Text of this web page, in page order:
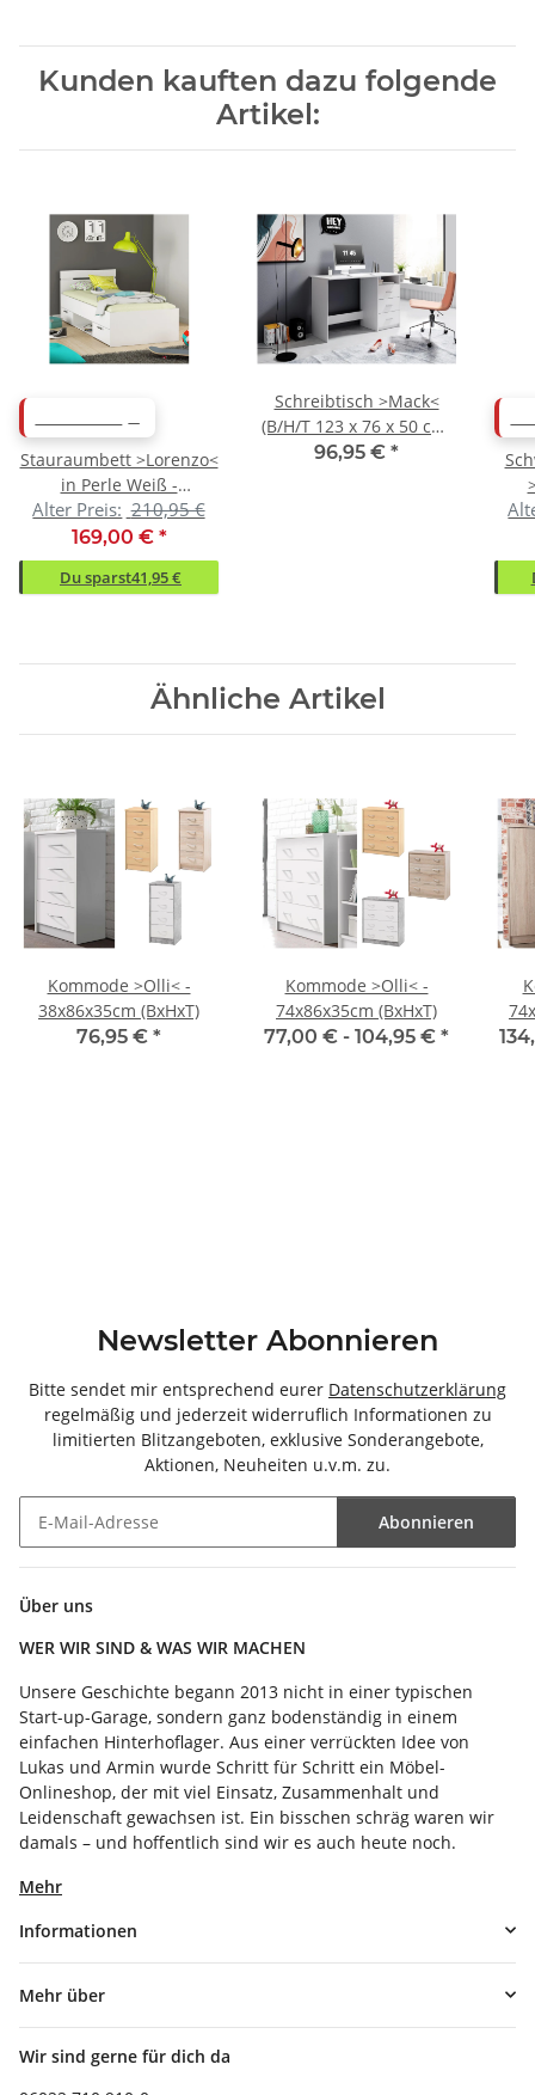
Kunden kauften dazu folgende
Artikel:
Stauraumbett >Lorenzo<
in Perle Weiß -
94.5x74.2x204.3cm
(BxHxT)
Alter Preis: 210,95 €
169,00 € *
Du sparst41,95 €
Schreibtisch >Mack<
(B/H/T 123 x 76 x 50 cm)
in Weiß - 123x76x50cm
96,95 € *
Ähnliche Artikel
Kommode >Olli< -
38x86x35cm (BxHxT)
76,95 € *
Kommode >Olli< -
74x86x35cm (BxHxT)
77,00 € - 104,95 € *
Newsletter Abonnieren
Bitte sendet mir entsprechend eurer Datenschutzerklärung
regelmäßig und jederzeit widerruflich Informationen zu
limitierten Blitzangeboten, exklusive Sonderangebote,
Aktionen, Neuheiten u.v.m. zu.
Abonnieren
Über uns
WER WIR SIND & WAS WIR MACHEN
Unsere Geschichte begann 2013 nicht in einer typischen
Start-up-Garage, sondern ganz bodenständig in einem
einfachen Hinterhoflager. Aus einer verrückten Idee von
Lukas und Armin wurde Schritt für Schritt ein Möbel-
Onlineshop, der mit viel Einsatz, Zusammenhalt und
Leidenschaft gewachsen ist. Ein bisschen schräg waren wir
damals – und hoffentlich sind wir es auch heute noch.
Mehr
Informationen
Mehr über
Wir sind gerne für dich da